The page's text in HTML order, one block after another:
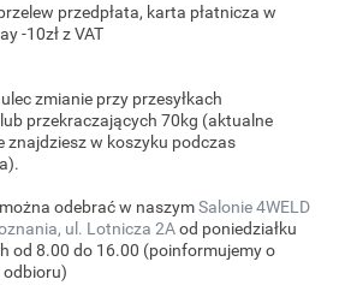
przedpłata, karta płatnicza w
-10zł z VAT
zmianie przy przesyłkach
przekraczających 70kg (aktualne
znajdziesz w koszyku podczas
odebrać w naszymSalonie 4WELD
ul. Lotnicza 2Aod poniedziałku
od 8.00 do 16.00 (poinformujemy o